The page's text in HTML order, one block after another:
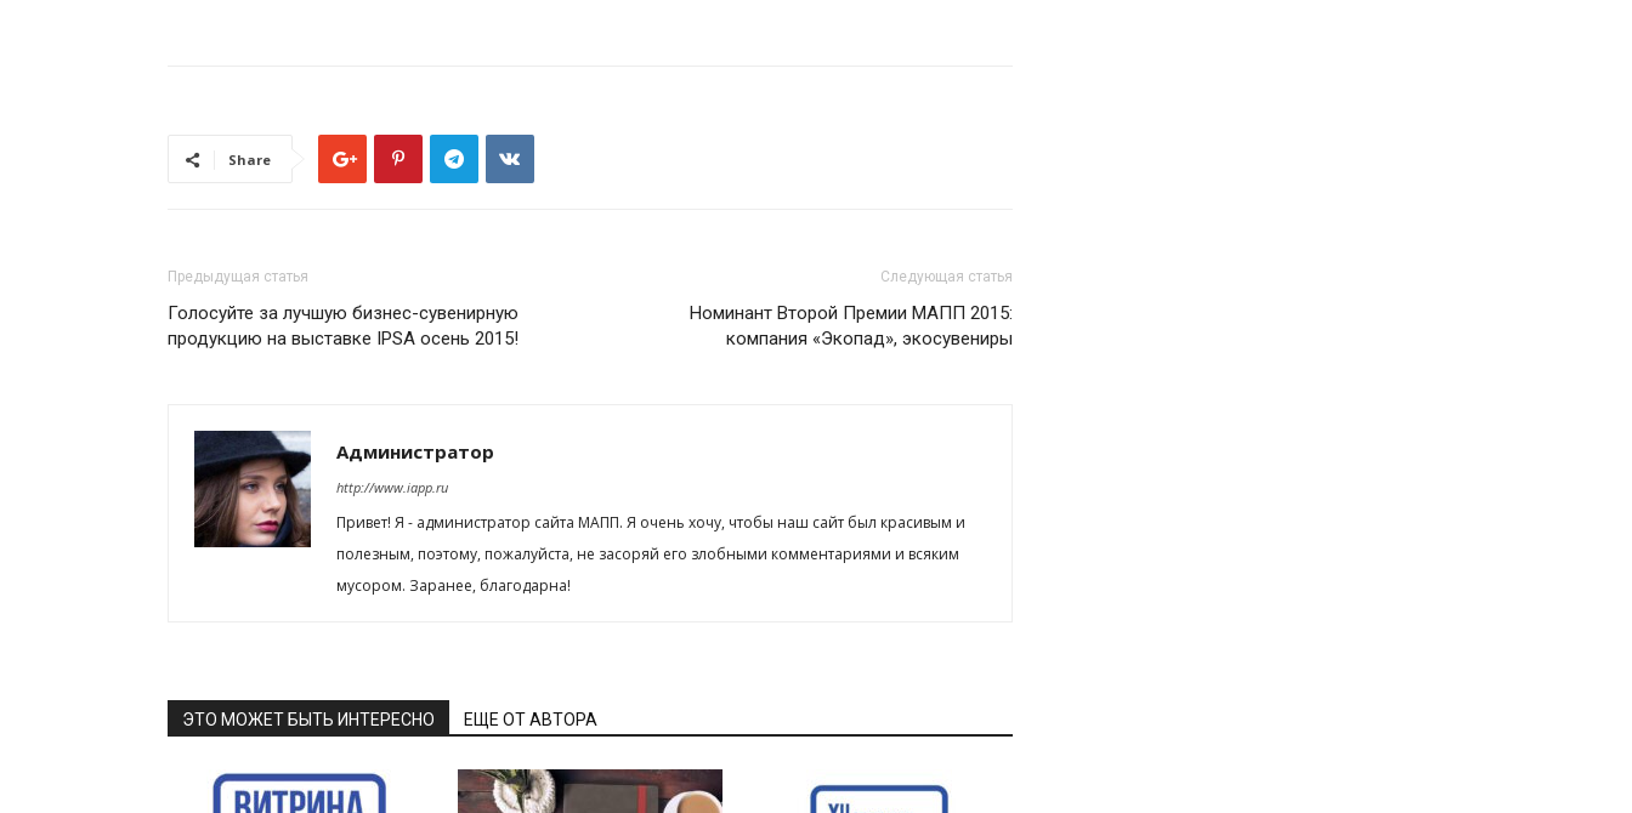
Share
Предыдущая статья
Голосуйте за лучшую бизнес-сувенирную
продукцию на выставке IPSA осень 2015!
Следующая статья
Номинант Второй Премии МАПП 2015:
компания «Экопад», экосувениры
Администратор
http://www.iapp.ru
Привет! Я - администратор сайта МАПП. Я очень хочу, чтобы наш сайт был красивым и
полезным, поэтому, пожалуйста, не засоряй его злобными комментариями и всяким
мусором. Заранее, благодарна!
ЭТО МОЖЕТ БЫТЬ ИНТЕРЕСНО ЕЩЕ ОТ АВТОРА